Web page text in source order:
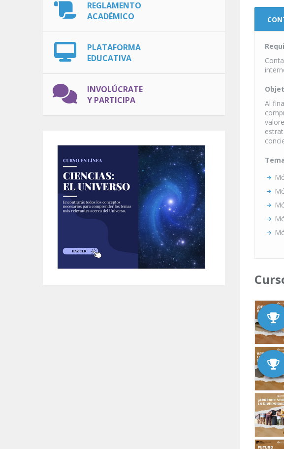
REGLAMENTO
ACADÉMICO
PLATAFORMA
EDUCATIVA
INVOLÚCRATE
Y PARTICIPA
Al